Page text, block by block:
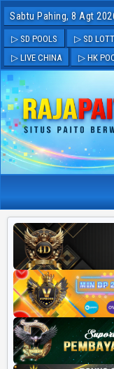
Sabtu Pahing, 8 Agt
▷ SD POOLS ▷ SD
▷ LIVE CHINA
▷ HK